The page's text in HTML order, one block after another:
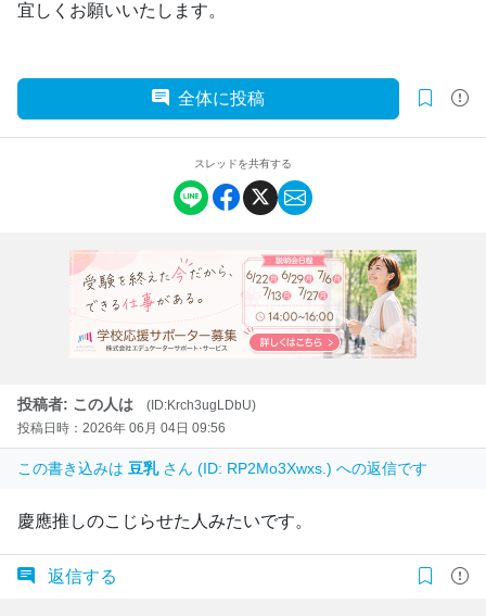
宜しくお願いいたします。
全体に投稿
スレッドを共有する
投稿者: この人は
(ID:Krch3ugLDbU)
投稿日時：2026年 06月 04日 09:56
この書き込みは 豆乳 さん (ID: RP2Mo3Xwxs.) への返信です
慶應推しのこじらせた人みたいです。
返信する